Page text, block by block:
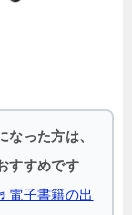
なった方は、
すすめです
電子書籍の出